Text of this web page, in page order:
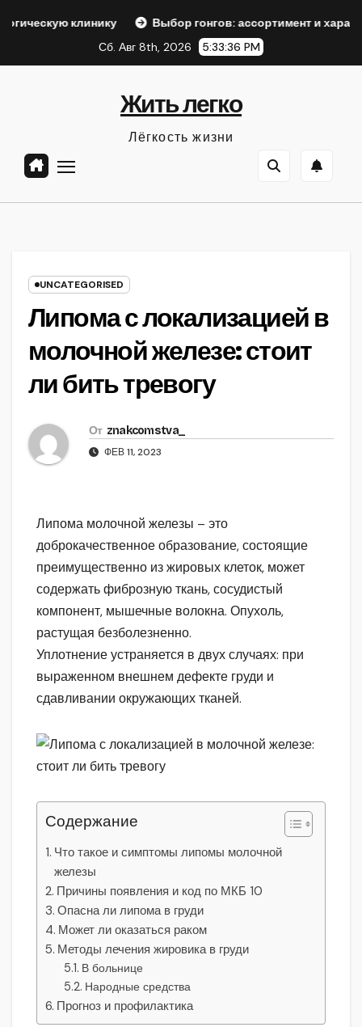
Выбор гонгов: ассортимент и характеристики
Сб. Авг 8th, 2026
5:33:37 PM
Жить легко
Лёгкость жизни
UNCATEGORISED
Липома с локализацией в
молочной железе: стоит
ли бить тревогу
От znakcomstva_
ФЕВ 11, 2023
Липома молочной железы – это
доброкачественное образование, состоящие
преимущественно из жировых клеток, может
содержать фиброзную ткань, сосудистый
компонент, мышечные волокна. Опухоль,
растущая безболезненно.
Уплотнение устраняется в двух случаях: при
выраженном внешнем дефекте груди и
сдавливании окружающих тканей.
Содержание
Что такое и симптомы липомы молочной
железы
Причины появления и код по МКБ 10
Опасна ли липома в груди
Может ли оказаться раком
Методы лечения жировика в груди
В больнице
Народные средства
Прогноз и профилактика